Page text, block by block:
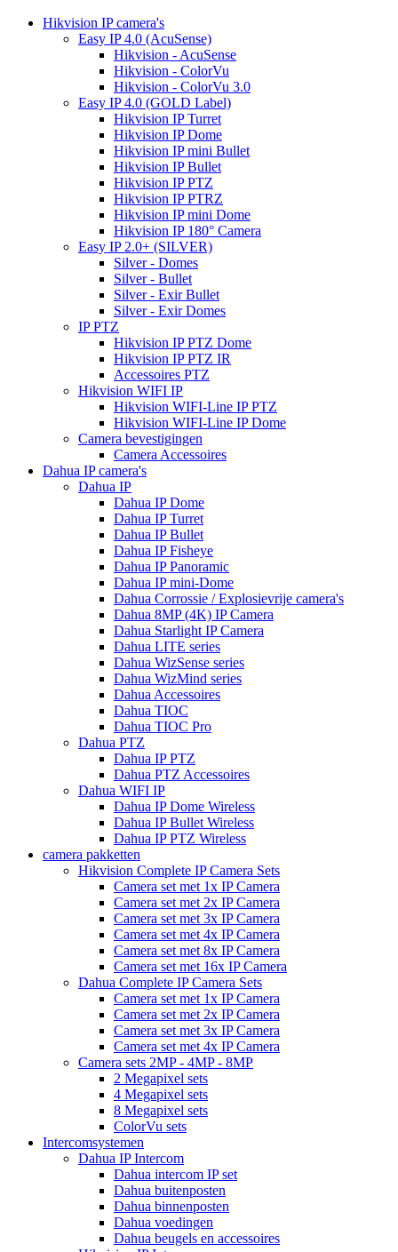
Hikvision IP camera's
Easy IP 4.0 (AcuSense)
Hikvision - AcuSense
Hikvision - ColorVu
Hikvision - ColorVu 3.0
Easy IP 4.0 (GOLD Label)
Hikvision IP Turret
Hikvision IP Dome
Hikvision IP mini Bullet
Hikvision IP Bullet
Hikvision IP PTZ
Hikvision IP PTRZ
Hikvision IP mini Dome
Hikvision IP 180° Camera
Easy IP 2.0+ (SILVER)
Silver - Domes
Silver - Bullet
Silver - Exir Bullet
Silver - Exir Domes
IP PTZ
Hikvision IP PTZ Dome
Hikvision IP PTZ IR
Accessoires PTZ
Hikvision WIFI IP
Hikvision WIFI-Line IP PTZ
Hikvision WIFI-Line IP Dome
Camera bevestigingen
Camera Accessoires
Dahua IP camera's
Dahua IP
Dahua IP Dome
Dahua IP Turret
Dahua IP Bullet
Dahua IP Fisheye
Dahua IP Panoramic
Dahua IP mini-Dome
Dahua Corrossie / Explosievrije camera's
Dahua 8MP (4K) IP Camera
Dahua Starlight IP Camera
Dahua LITE series
Dahua WizSense series
Dahua WizMind series
Dahua Accessoires
Dahua TIOC
Dahua TIOC Pro
Dahua PTZ
Dahua IP PTZ
Dahua PTZ Accessoires
Dahua WIFI IP
Dahua IP Dome Wireless
Dahua IP Bullet Wireless
Dahua IP PTZ Wireless
camera pakketten
Hikvision Complete IP Camera Sets
Camera set met 1x IP Camera
Camera set met 2x IP Camera
Camera set met 3x IP Camera
Camera set met 4x IP Camera
Camera set met 8x IP Camera
Camera set met 16x IP Camera
Dahua Complete IP Camera Sets
Camera set met 1x IP Camera
Camera set met 2x IP Camera
Camera set met 3x IP Camera
Camera set met 4x IP Camera
Camera sets 2MP - 4MP - 8MP
2 Megapixel sets
4 Megapixel sets
8 Megapixel sets
ColorVu sets
Intercomsystemen
Dahua IP Intercom
Dahua intercom IP set
Dahua buitenposten
Dahua binnenposten
Dahua voedingen
Dahua beugels en accessoires